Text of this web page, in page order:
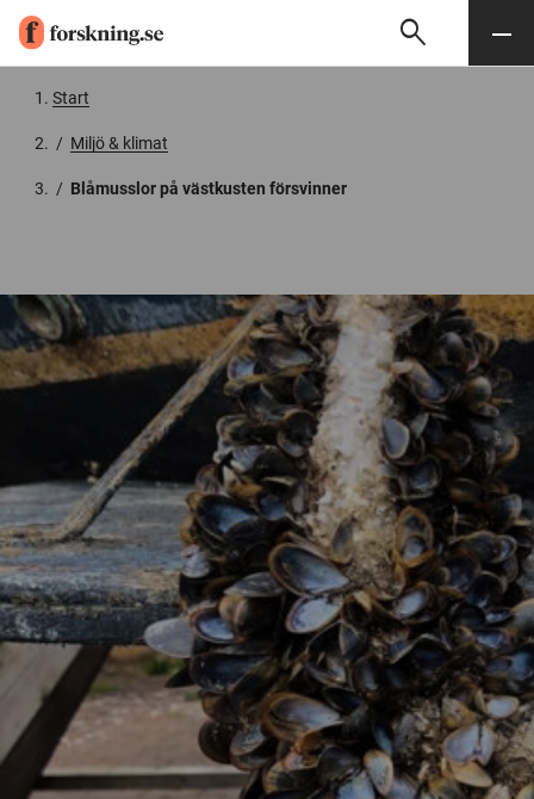
Söksearch Meny
Start
/ Miljö & klimat
/ Blåmusslor på västkusten försvinner